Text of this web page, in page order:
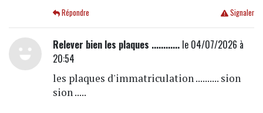
Signaler
Répondre
Relever bien les plaques ............le 04/07/2026 à
20:54
les plaques d'immatriculation .......... sion
sion .....